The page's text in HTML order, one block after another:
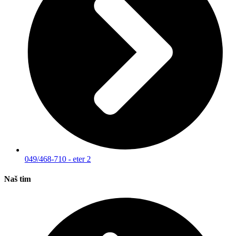
049/468-710 - eter 2
Naš tim